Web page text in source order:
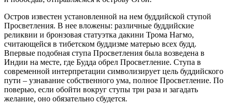
Остров известен установленной на нем буддийской ступой
Просветления. В нее вложены: различные буддийские
реликвии и бронзовая статуэтка дакини Трома Нагмо,
считающейся в тибетском буддизме матерью всех будд.
Впервые подобная ступа Просветления была возведена в
Индии на месте, где Будда обрел Просветление. Ступа в
современной интерпретации символизирует цель буддийского
пути – узнавание собственного ума, полное Просветление. По
поверью, если обойти вокруг ступы три раза и загадать
желание, оно обязательно сбудется.